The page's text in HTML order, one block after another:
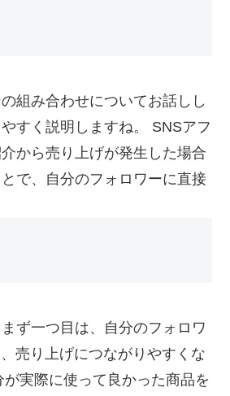
組み合わせについてお話しし
すく説明しますね。 SNSアフ
から売り上げが発生した場合
で、自分のフォロワーに直接
ず一つ目は、自分のフォロワ
売り上げにつながりやすくな
実際に使って良かった商品を